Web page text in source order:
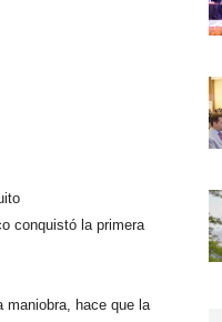
conquistó la primera
maniobra, hace que la